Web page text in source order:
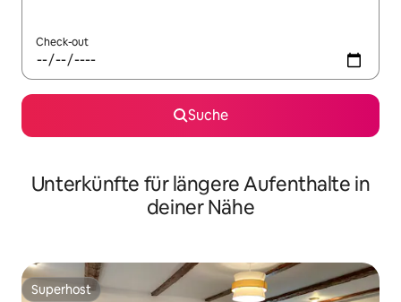
Check-out
Suche
Unterkünfte für längere Aufenthalte in
deiner Nähe
Superhost
Superhost